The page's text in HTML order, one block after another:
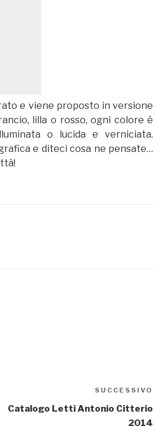
e viene proposto in versione
lilla o rosso, ogni colore è
o lucida e verniciata.
e diteci cosa ne pensate…
SUCCESSIVO
Catalogo Letti Antonio Citterio
2014